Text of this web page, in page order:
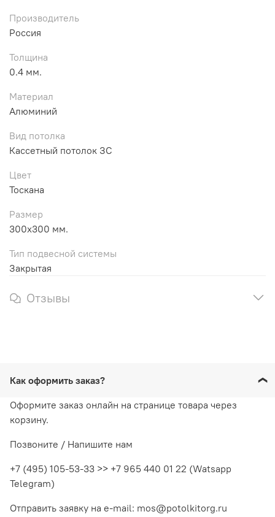
Производитель
Россия
Толщина
0.4 мм.
Материал
Алюминий
Вид потолка
Кассетный потолок ЗС
Цвет
Тоскана
Размер
300х300 мм.
Тип подвесной системы
Закрытая
Отзывы
Как оформить заказ?
Оформите заказ онлайн на странице товара через
корзину.
Позвоните / Напишите нам
+7 (495) 105-53-33 >> +7 965 440 01 22 (Watsapp
Telegram)
Отправить заявку на e-mail: mos@potolkitorg.ru